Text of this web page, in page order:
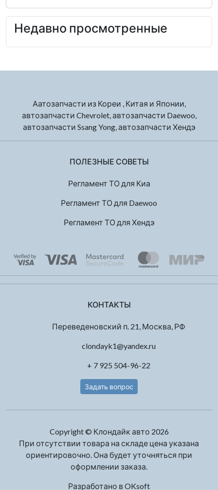
Недавно просмотренные
Аатозапчасти из Кореи , Китая и Японии,
автозапчасти Chevrolet, автозапчасти Daewoo,
автозапчасти Ssang Yong, автозапчасти Хендэ
ПОЛЕЗНЫЕ СОВЕТЫ
Регламент ТО для Киа
Регламент ТО для Daewoo
Регламент ТО для Хендэ
КОНТАКТЫ
Переведеновский п. 21, Москва, РФ
clondayk1@yandex.ru
+ 7 925 504-96-22
Задать вопрос
Copyright © Клондайк авто 2026
При отсутствии товара на складе цена указана
ориентировочно. Она будет уточняться при
оформлении заказа.
Разработано в OKsoft